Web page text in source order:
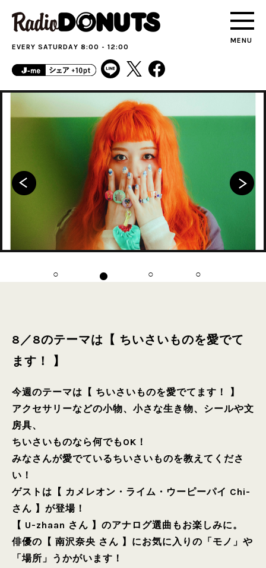
MENU
EVERY SATURDAY 8:00 - 12:00
8／8のテーマは【 ちいさいものを愛でて
ます！ 】
今週のテーマは【 ちいさいものを愛でてます！ 】
アクセサリーなどの小物、小さな生き物、シールや文
房具、
ちいさいものなら何でもOK！
みなさんが愛でているちいさいものを教えてくださ
い！
ゲストは【 カメレオン・ライム・ウーピーパイ Chi-
さん 】が登場！
【 U-zhaan さん 】のアナログ選曲もお楽しみに。
俳優の【 南沢奈央 さん 】にお気に入りの「モノ」や
「場所」うかがいます！